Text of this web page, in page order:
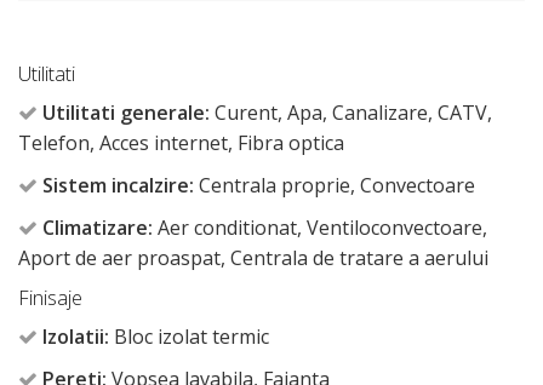
Utilitati
Utilitati generale: Curent, Apa, Canalizare, CATV,
Telefon, Acces internet, Fibra optica
Sistem incalzire: Centrala proprie, Convectoare
Climatizare: Aer conditionat, Ventiloconvectoare,
Aport de aer proaspat, Centrala de tratare a aerului
Finisaje
Izolatii: Bloc izolat termic
Pereti: Vopsea lavabila, Faianta